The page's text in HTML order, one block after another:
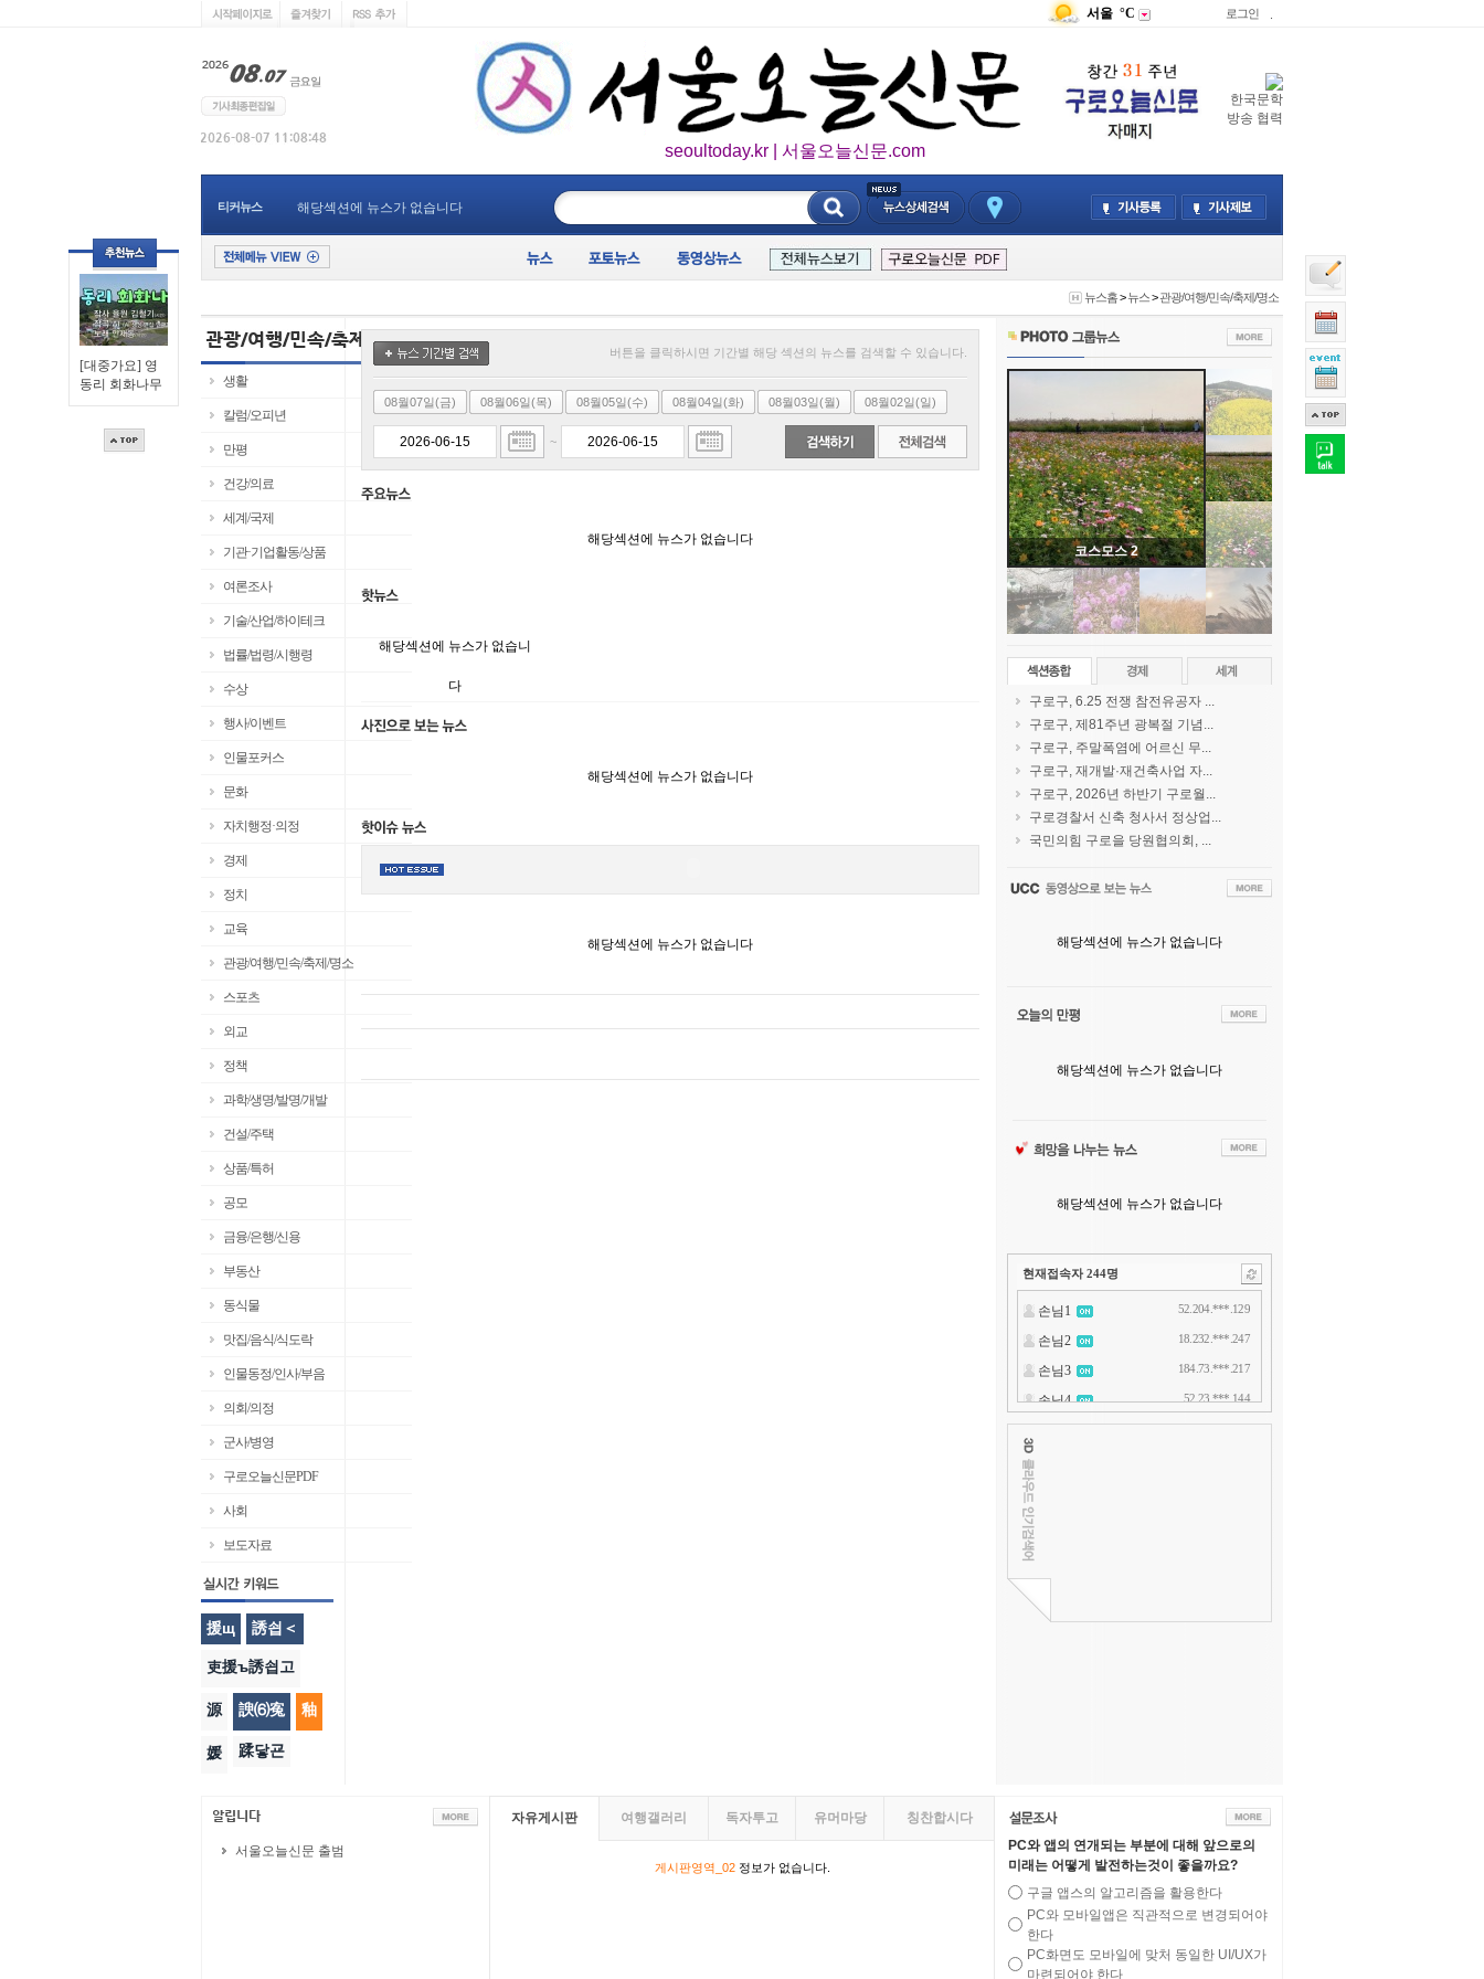
[대중가요] 영
동리 회화나무
서울 °C 로그인
seoultoday.kr | 서울오늘신문.com
한국문학
방송 협력
티커뉴스 해당섹션에 뉴스가 없습니다
뉴스홈>뉴스>관광/여행/민속/축제/명소
생활
칼럼/오피년
만평
건강/의료
세계/국제
기관·기업활동/상품
여론조사
기술/산업/하이테크
법률/법령/시행령
수상
행사/이벤트
인물포커스
문화
자치행정·의정
경제
정치
교육
관광/여행/민속/축제/명소
스포츠
외교
정책
과학/생명/발명/개발
건설/주택
상품/특허
공모
금융/은행/신용
부동산
동식물
맛집/음식/식도락
인물동정/인사/부음
의회/의정
군사/병영
구로오늘신문PDF
사회
보도자료
援щ 誘쇱＜
吏援ъ誘쇱고
源 諛⑹寃 釉
媛 蹂닿굔
버튼을 클릭하시면 기간별 해당 섹션의 뉴스를 검색할 수 있습니다.
08월07일(금) 08월06일(목) 08월05일(수) 08월04일(화) 08월03일(월) 08월02일(일)
~
해당섹션에 뉴스가 없습니다
해당섹션에 뉴스가 없습니
다
해당섹션에 뉴스가 없습니다
해당섹션에 뉴스가 없습니다
코스모스 2
구로구, 6.25 전쟁 참전유공자 ...
구로구, 제81주년 광복절 기념...
구로구, 주말폭염에 어르신 무...
구로구, 재개발·재건축사업 자...
구로구, 2026년 하반기 구로월...
구로경찰서 신축 청사서 정상업...
국민의힘 구로을 당원협의회, ...
해당섹션에 뉴스가 없습니다
해당섹션에 뉴스가 없습니다
해당섹션에 뉴스가 없습니다
현재접속자 244명
서울오늘신문 출범
자유게시판 여행갤러리 독자투고 유머마당 칭찬합시다
게시판영역_02정보가 없습니다.
PC와 앱의 연개되는 부분에 대해 앞으로의
미래는 어떻게 발전하는것이 좋을까요?
구글 앱스의 알고리즘을 활용한다
PC와 모바일앱은 직관적으로 변경되어야
한다
PC화면도 모바일에 맞처 동일한 UI/UX가
마련되어야 한다